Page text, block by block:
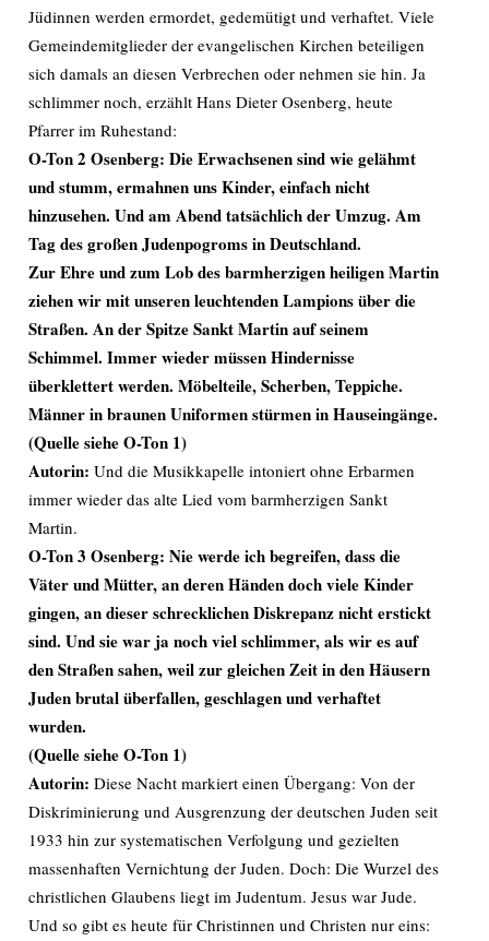
Jüdinnen werden ermordet, gedemütigt und verhaftet. Viele
Gemeindemitglieder der evangelischen Kirchen beteiligen
sich damals an diesen Verbrechen oder nehmen sie hin. Ja
schlimmer noch, erzählt Hans Dieter Osenberg, heute
Pfarrer im Ruhestand:
O-Ton 2 Osenberg: Die Erwachsenen sind wie gelähmt
und stumm, ermahnen uns Kinder, einfach nicht
hinzusehen. Und am Abend tatsächlich der Umzug. Am
Tag des großen Judenpogroms in Deutschland.
Zur Ehre und zum Lob des barmherzigen heiligen Martin
ziehen wir mit unseren leuchtenden Lampions über die
Straßen. An der Spitze Sankt Martin auf seinem
Schimmel. Immer wieder müssen Hindernisse
überklettert werden. Möbelteile, Scherben, Teppiche.
Männer in braunen Uniformen stürmen in Hauseingänge.
(Quelle siehe O-Ton 1)
Autorin: Und die Musikkapelle intoniert ohne Erbarmen
immer wieder das alte Lied vom barmherzigen Sankt
Martin.
O-Ton 3 Osenberg: Nie werde ich begreifen, dass die
Väter und Mütter, an deren Händen doch viele Kinder
gingen, an dieser schrecklichen Diskrepanz nicht erstickt
sind. Und sie war ja noch viel schlimmer, als wir es auf
den Straßen sahen, weil zur gleichen Zeit in den Häusern
Juden brutal überfallen, geschlagen und verhaftet
wurden.
(Quelle siehe O-Ton 1)
Autorin: Diese Nacht markiert einen Übergang: Von der
Diskriminierung und Ausgrenzung der deutschen Juden seit
1933 hin zur systematischen Verfolgung und gezielten
massenhaften Vernichtung der Juden. Doch: Die Wurzel des
christlichen Glaubens liegt im Judentum. Jesus war Jude.
Und so gibt es heute für Christinnen und Christen nur eins: